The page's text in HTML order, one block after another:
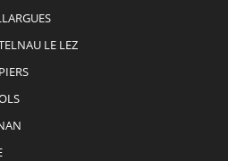
LE LEZ